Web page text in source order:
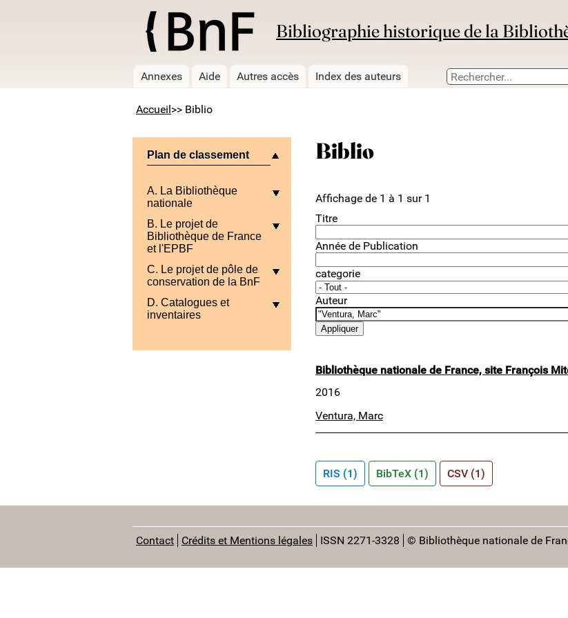
Bibliographie historique de la
Annexes Aide Autres accès Index des auteurs
Accueil >> Biblio
Plan de classement
A. La Bibliothèque
nationale
B. Le projet de
Bibliothèque de France
et l'EPBF
C. Le projet de pôle de
conservation de la BnF
D. Catalogues et
inventaires
Biblio
Affichage de 1 à 1 sur 1
Titre
Année de Publication
categorie
Auteur
Bibliothèque nationale de France, site François
2016
Ventura, Marc
RIS (1) BibTeX (1) CSV (1)
Contact Crédits et Mentions légales ISSN 2271-3328 © Bibliothèque nationale de